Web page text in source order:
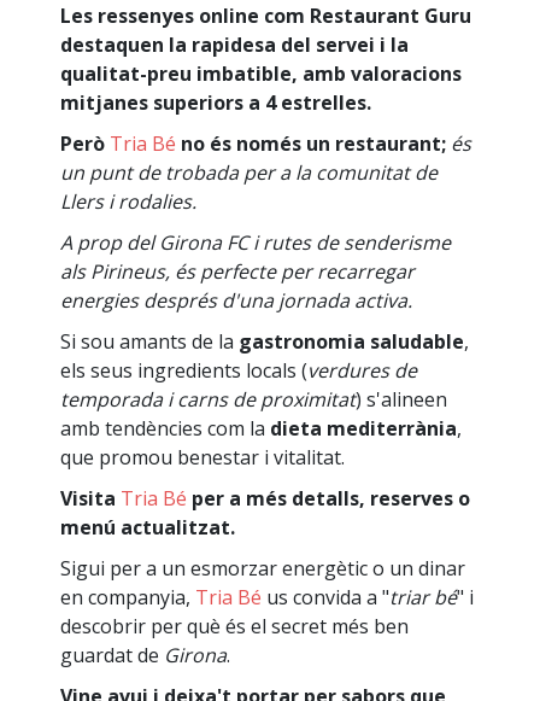
Les ressenyes online com Restaurant Guru
destaquen la rapidesa del servei i la
qualitat-preu imbatible, amb valoracions
mitjanes superiors a 4 estrelles.
Però Tria Bé no és només un restaurant; és
un punt de trobada per a la comunitat de
Llers i rodalies.
A prop del Girona FC i rutes de senderisme
als Pirineus, és perfecte per recarregar
energies després d'una jornada activa.
Si sou amants de la gastronomia saludable,
els seus ingredients locals (verdures de
temporada i carns de proximitat) s'alineen
amb tendències com la dieta mediterrània,
que promou benestar i vitalitat.
Visita Tria Bé per a més detalls, reserves o
menú actualitzat.
Sigui per a un esmorzar energètic o un dinar
en companyia, Tria Bé us convida a "triar bé" i
descobrir per què és el secret més ben
guardat de Girona.
Vine avui i deixa't portar per sabors que